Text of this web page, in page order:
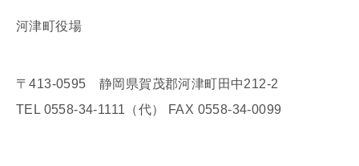
河津町役場
〒413-0595 静岡県賀茂郡河津町田中212-2
TEL 0558-34-1111（代） FAX 0558-34-0099